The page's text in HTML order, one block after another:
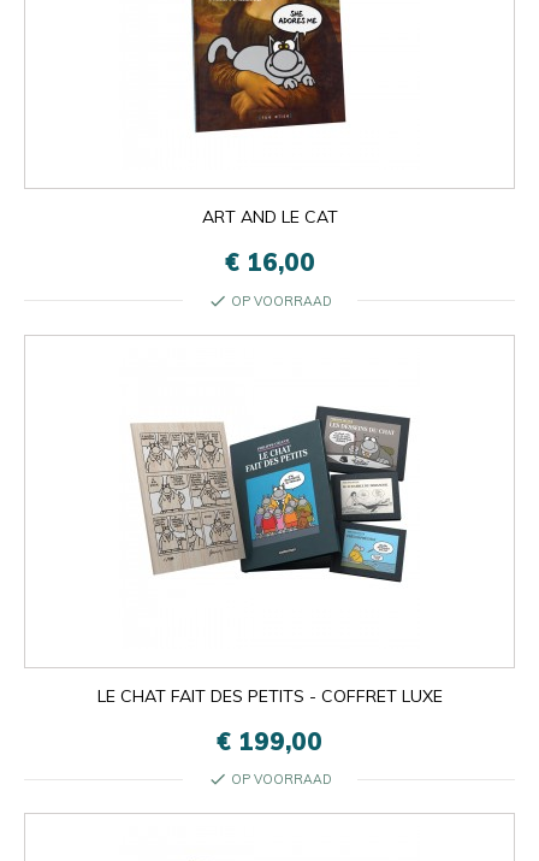
ART AND LE CAT
€ 16,00
check OP VOORRAAD
LE CHAT FAIT DES PETITS - COFFRET LUXE
€ 199,00
check OP VOORRAAD